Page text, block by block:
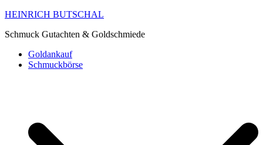
HEINRICH BUTSCHAL
Schmuck Gutachten & Goldschmiede
Goldankauf
Schmuckbörse